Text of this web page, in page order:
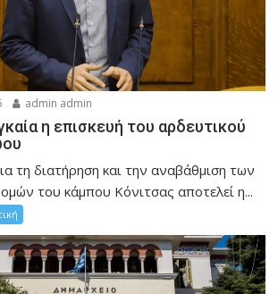
admin admin
η επισκευή του αρδευτικού
τη διατήρηση και την αναβάθμιση των
του κάμπου Κόνιτσας αποτελεί η...